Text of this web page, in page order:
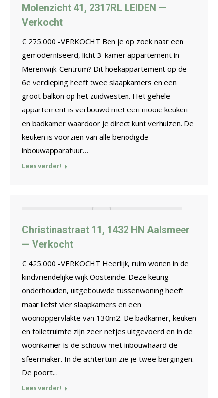
Molenzicht 41, 2317RL LEIDEN —
Verkocht
€ 275.000 -VERKOCHT Ben je op zoek naar een
gemoderniseerd, licht 3-kamer appartement in
Merenwijk-Centrum? Dit hoekappartement op de
6e verdieping heeft twee slaapkamers en een
groot balkon op het zuidwesten. Het gehele
appartement is verbouwd met een mooie keuken
en badkamer waardoor je direct kunt verhuizen. De
keuken is voorzien van alle benodigde
inbouwapparatuur…
Lees verder!
Christinastraat 11, 1432 HN Aalsmeer
— Verkocht
€ 425.000 -VERKOCHT Heerlijk, ruim wonen in de
kindvriendelijke wijk Oosteinde. Deze keurig
onderhouden, uitgebouwde tussenwoning heeft
maar liefst vier slaapkamers en een
woonoppervlakte van 130m2. De badkamer, keuken
en toiletruimte zijn zeer netjes uitgevoerd en in de
woonkamer is de schouw met inbouwhaard de
sfeermaker. In de achtertuin zie je twee bergingen.
De poort…
Lees verder!